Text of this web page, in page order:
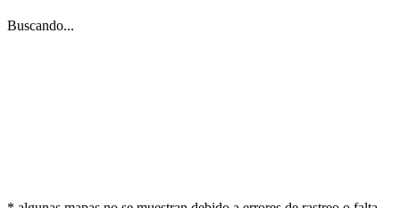
Buscando...